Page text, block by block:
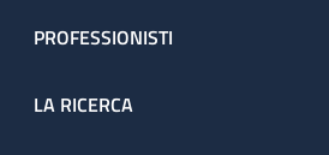
PROFESSIONISTI
LA RICERCA